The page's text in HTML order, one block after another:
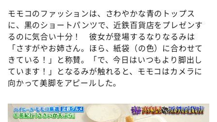
モモコのファッションは、さわやかな青のトップス
に、黒のショートパンツで、近鉄百貨店をプレゼンす
るのに気合い十分！ 彼女が登場するなりなるみは
「さすがやお姉さん。ほら、紙袋（の色）に合わせて
きている！」と称賛。「で、今日はいつもより脚出し
ています！」となるみが触れると、モモコはカメラに
向かって美脚をアピールした。